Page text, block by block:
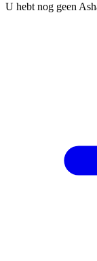
U hebt nog geen